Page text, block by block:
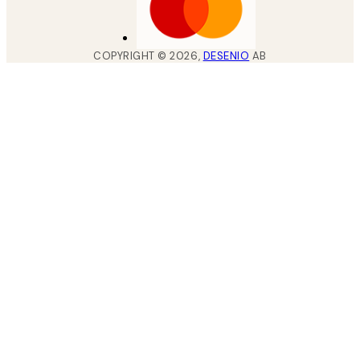
COPYRIGHT ©2026, DESENIO AB